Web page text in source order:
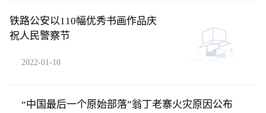
铁路公安以110幅优秀书画作品庆
祝人民警察节
2022-01-10
“中国最后一个原始部落”翁丁老寨火灾原因公布